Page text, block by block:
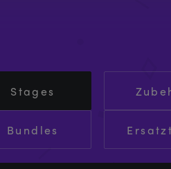
Stages
Bundles